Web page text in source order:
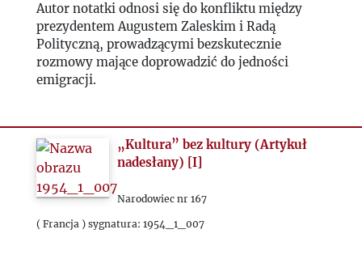
1987
1990
Autor notatki odnosi się do konfliktu między
prezydentem Augustem Zaleskim i Radą
Polityczną, prowadzącymi bezskutecznie
rozmowy mające doprowadzić do jedności
emigracji.
„Kultura” bez kultury (Artykuł
nadesłany) [I]
Narodowiec nr 167
( Francja ) sygnatura: 1954_1_007